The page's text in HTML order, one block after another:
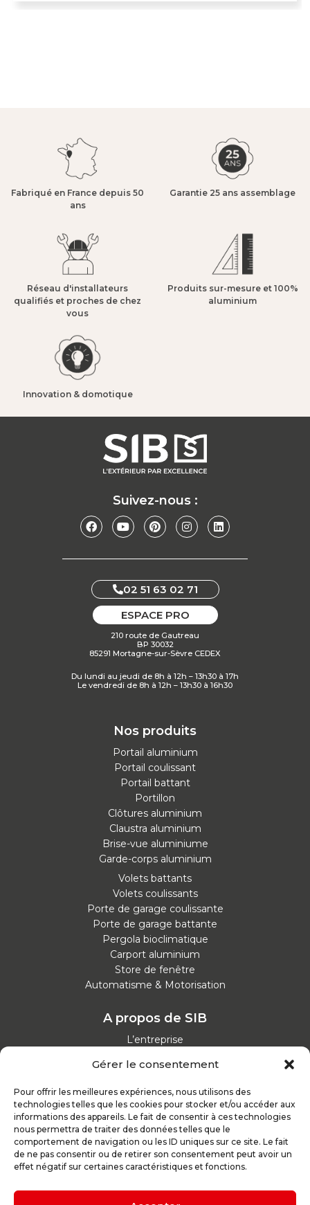
Gérer le consentement
Pour offrir les meilleures expériences, nous utilisons des
technologies telles que les cookies pour stocker et/ou accéder aux
informations des appareils. Le fait de consentir à ces technologies
nous permettra de traiter des données telles que le
comportement de navigation ou les ID uniques sur ce site. Le fait
de ne pas consentir ou de retirer son consentement peut avoir un
effet négatif sur certaines caractéristiques et fonctions.
Fabriqué en France depuis 50
ans​
Garantie 25 ans assemblage​
Réseau d'installateurs
qualifiés et proches de chez
vous​
Produits sur-mesure et 100%
aluminium​
Innovation & domotique​
Suivez-nous :
02 51 63 02 71
ESPACE PRO
210 route de Gautreau
BP 30032
85291 Mortagne-sur-Sèvre CEDEX
Du lundi au jeudi de 8h à 12h – 13h30 à 17h
Le vendredi de 8h à 12h – 13h30 à 16h30
Nos produits
Portail aluminium
Portail coulissant
Portail battant
Portillon
Clôtures aluminium
Claustra aluminium
Brise-vue aluminiume
Garde-corps aluminium
Volets battants
Volets coulissants
Porte de garage coulissante
Porte de garage battante
Pergola bioclimatique
Carport aluminium
Store de fenêtre
Automatisme & Motorisation
A propos de SIB
L’entreprise
Parcours d'achat
Nos garanties
Nos offres d’emploi
Actualités
Inspirez-vous
Nos conseils
Configurateur